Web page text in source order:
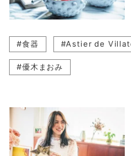
#食器
#優木まおみ